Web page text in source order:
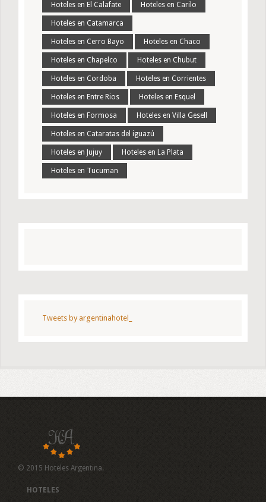
Hoteles en El Calafate Hoteles en Carilo
Hoteles en Catamarca
Hoteles en Cerro Bayo Hoteles en Chaco
Hoteles en Chapelco Hoteles en Chubut
Hoteles en Cordoba Hoteles en Corrientes
Hoteles en Entre Rios Hoteles en Esquel
Hoteles en Formosa Hoteles en Villa Gesell
Hoteles en Cataratas del iguazú
Hoteles en Jujuy Hoteles en La Plata
Hoteles en Tucuman
Tweets by argentinahotel_
© 2015 Hoteles Argentina.
HOTELES